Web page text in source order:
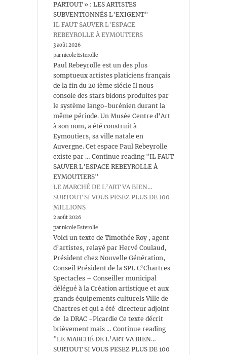
PARTOUT » : LES ARTISTES
SUBVENTIONNÉS L’EXIGENT"
IL FAUT SAUVER L’ESPACE
REBEYROLLE À EYMOUTIERS
3 août 2026
par nicole Esterolle
Paul Rebeyrolle est un des plus
somptueux artistes platiciens français
de la fin du 20 ième siécle Il nous
console des stars bidons produites par
le système lango-burénien durant la
même période. Un Musée Centre d’Art
à son nom, a été construit à
Eymoutiers, sa ville natale en
Auvergne. Cet espace Paul Rebeyrolle
existe par … Continue reading "IL FAUT
SAUVER L’ESPACE REBEYROLLE À
EYMOUTIERS"
LE MARCHÉ DE L’ART VA BIEN…
SURTOUT SI VOUS PESEZ PLUS DE 100
MILLIONS
2 août 2026
par nicole Esterolle
Voici un texte de Timothée Roy , agent
d’artistes, relayé par Hervé Coulaud,
Président chez Nouvelle Génération,
Conseil Président de la SPL C’Chartres
Spectacles – Conseiller municipal
délégué à la Création artistique et aux
grands équipements culturels Ville de
Chartres et qui a été directeur adjoint
de la DRAC -Picardie Ce texte décrit
brièvement mais … Continue reading
"LE MARCHÉ DE L’ART VA BIEN…
SURTOUT SI VOUS PESEZ PLUS DE 100